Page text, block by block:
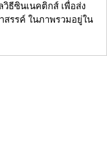
ธีซินเนคติกส์ เพื่อส่ง
สรรค์ ในภาพรวมอยู่ใน